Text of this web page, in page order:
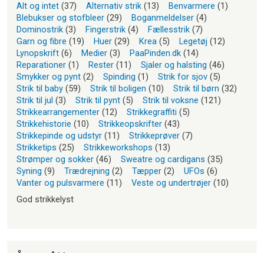
Alt og intet (37) Alternativ strik (13) Benvarmere (1)
Blebukser og stofbleer (29) Boganmeldelser (4)
Dominostrik (3) Fingerstrik (4) Fællesstrik (7)
Garn og fibre (19) Huer (29) Krea (5) Legetøj (12)
Lynopskrift (6) Medier (3) PaaPinden.dk (14)
Reparationer (1) Rester (11) Sjaler og halsting (46)
Smykker og pynt (2) Spinding (1) Strik for sjov (5)
Strik til baby (59) Strik til boligen (10) Strik til børn (32)
Strik til jul (3) Strik til pynt (5) Strik til voksne (121)
Strikkearrangementer (12) Strikkegraffiti (5)
Strikkehistorie (10) Strikkeopskrifter (43)
Strikkepinde og udstyr (11) Strikkeprøver (7)
Strikketips (25) Strikkeworkshops (13)
Strømper og sokker (46) Sweatre og cardigans (35)
Syning (9) Trædrejning (2) Tæpper (2) UFOs (6)
Vanter og pulsvarmere (11) Veste og undertrøjer (10)
God strikkelyst